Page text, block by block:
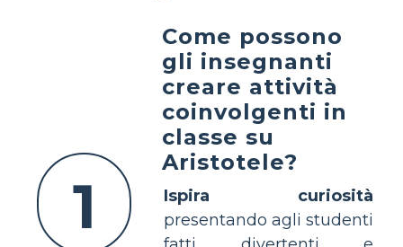
1
Come possono
gli insegnanti
creare attività
coinvolgenti in
classe su
Aristotele?
Ispira curiosità
presentando agli studenti